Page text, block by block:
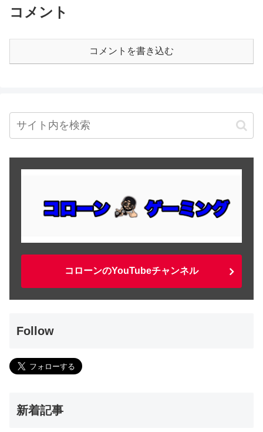
コメント
コメントを書き込む
コローンのYouTubeチャンネル
Follow
新着記事